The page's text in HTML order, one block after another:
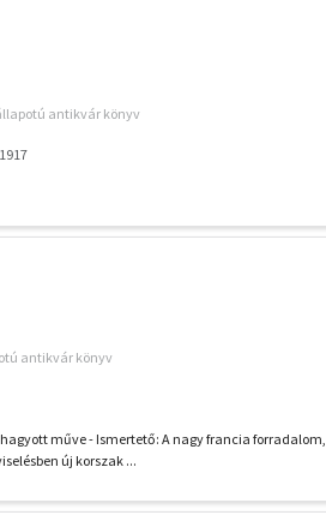
antikvár könyv
antikvár könyv
műve - Ismertető: A nagy francia forradalom,
új korszak ...